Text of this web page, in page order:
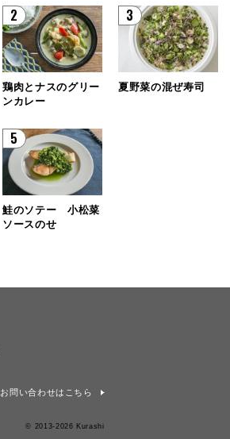
2
鶏肉とナスのグリー
ンカレー
3
夏野菜の混ぜ寿司
5
鮭のソテー 小松菜
ソースのせ
お問い合わせはこちら
© 2013-2026 Kurashi